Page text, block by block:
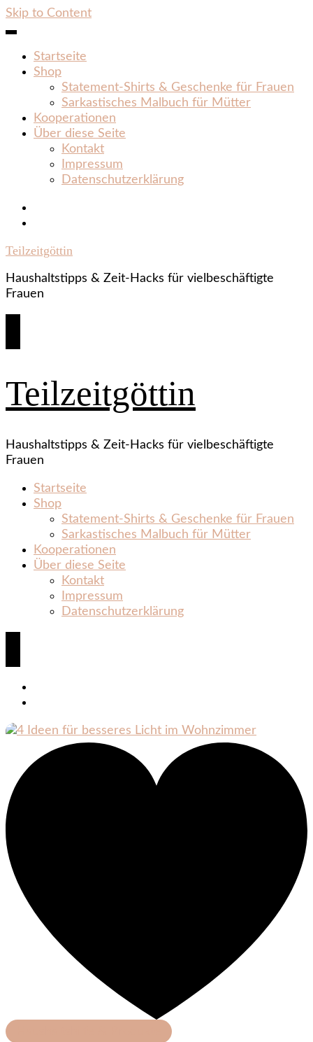
Skip to Content
Startseite
Shop
Statement‑Shirts & Geschenke für Frauen
Sarkastisches Malbuch für Mütter
Kooperationen
Über diese Seite
Kontakt
Impressum
Datenschutzerklärung
Teilzeitgöttin
Haushaltstipps & Zeit‑Hacks für vielbeschäftigte
Frauen
Teilzeitgöttin
Haushaltstipps & Zeit‑Hacks für vielbeschäftigte
Frauen
Startseite
Shop
Statement‑Shirts & Geschenke für Frauen
Sarkastisches Malbuch für Mütter
Kooperationen
Über diese Seite
Kontakt
Impressum
Datenschutzerklärung